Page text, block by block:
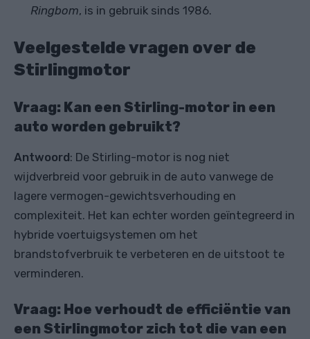
Ringbom, is in gebruik sinds 1986.
Veelgestelde vragen over de
Stirlingmotor
Vraag: Kan een Stirling-motor in een
auto worden gebruikt?
Antwoord: De Stirling-motor is nog niet
wijdverbreid voor gebruik in de auto vanwege de
lagere vermogen-gewichtsverhouding en
complexiteit. Het kan echter worden geïntegreerd in
hybride voertuigsystemen om het
brandstofverbruik te verbeteren en de uitstoot te
verminderen.
Vraag: Hoe verhoudt de efficiëntie van
een Stirlingmotor zich tot die van een